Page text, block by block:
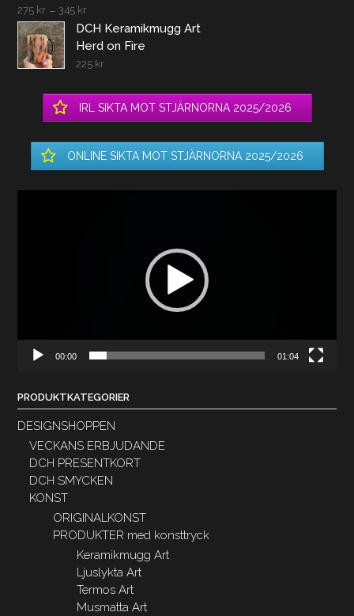
275 kr – 345 kr
DCH Keramikmugg Art
Herd on Fire
225 kr
IRL SIKTA MOT STJÄRNORNA 2025/2026
ONLINE SIKTA MOT STJÄRNORNA 2025/2026
00:00 01:04
PRODUKTKATEGORIER
DESIGNSHOPPEN
VECKANS ERBJUDANDE
DCH PRESENTKORT
DCH SMYCKEN
KONST
ORIGINALKONST
PRODUKTER med konsttryck
Keramikmugg Art
Ljuslykta Art
Termos Art
Musmatta Art